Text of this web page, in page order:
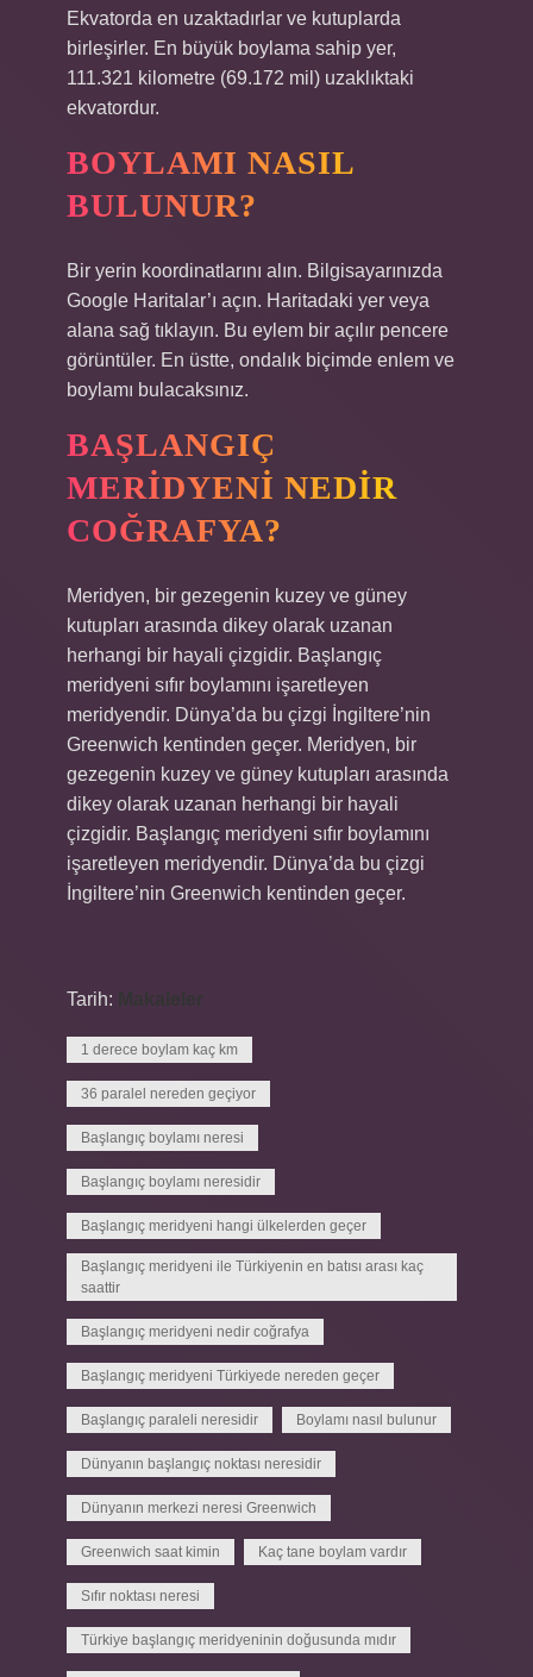
Ekvatorda en uzaktadırlar ve kutuplarda
birleşirler. En büyük boylama sahip yer,
111.321 kilometre (69.172 mil) uzaklıktaki
ekvatordur.
BOYLAMI NASIL
BULUNUR?
Bir yerin koordinatlarını alın. Bilgisayarınızda
Google Haritalar’ı açın. Haritadaki yer veya
alana sağ tıklayın. Bu eylem bir açılır pencere
görüntüler. En üstte, ondalık biçimde enlem ve
boylamı bulacaksınız.
BAŞLANGIÇ
MERIDYENI NEDIR
COĞRAFYA?
Meridyen, bir gezegenin kuzey ve güney
kutupları arasında dikey olarak uzanan
herhangi bir hayali çizgidir. Başlangıç ​​
meridyeni sıfır boylamını işaretleyen
meridyendir. Dünya’da bu çizgi İngiltere’nin
Greenwich kentinden geçer. Meridyen, bir
gezegenin kuzey ve güney kutupları arasında
dikey olarak uzanan herhangi bir hayali
çizgidir. Başlangıç ​​meridyeni sıfır boylamını
işaretleyen meridyendir. Dünya’da bu çizgi
İngiltere’nin Greenwich kentinden geçer.
Tarih:
1 derece boylam kaç km
36 paralel nereden geçiyor
Başlangıç boylamı neresi
Başlangıç boylamı neresidir
Başlangıç meridyeni hangi ülkelerden geçer
Başlangıç meridyeni ile Türkiyenin en batısı arası kaç
saattir
Başlangıç meridyeni nedir coğrafya
Başlangıç meridyeni Türkiyede nereden geçer
Başlangıç paraleli neresidir Boylamı nasıl bulunur
Dünyanın başlangıç noktası neresidir
Dünyanın merkezi neresi Greenwich
Greenwich saat kimin Kaç tane boylam vardır
Sıfır noktası neresi
Türkiye başlangıç meridyeninin doğusunda mıdır